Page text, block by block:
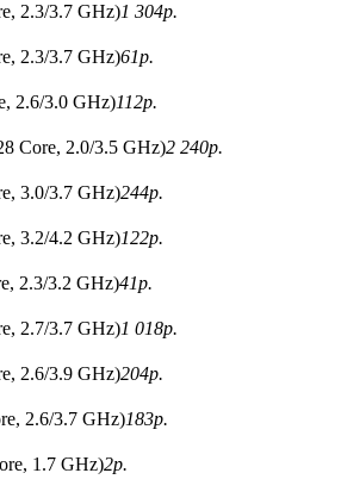
2.3/3.7 GHz)1 304р.
2.3/3.7 GHz)61р.
2.6/3.0 GHz)112р.
Core, 2.0/3.5 GHz)2 240р.
3.0/3.7 GHz)244р.
3.2/4.2 GHz)122р.
2.3/3.2 GHz)41р.
2.7/3.7 GHz)1 018р.
2.6/3.9 GHz)204р.
2.6/3.7 GHz)183р.
1.7 GHz)2р.